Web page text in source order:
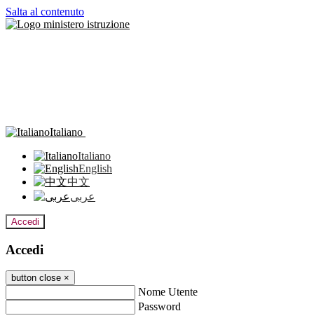
Salta al contenuto
Italiano
Italiano
English
中文
عربى
Accedi
Accedi
button close ×
Nome Utente
Password